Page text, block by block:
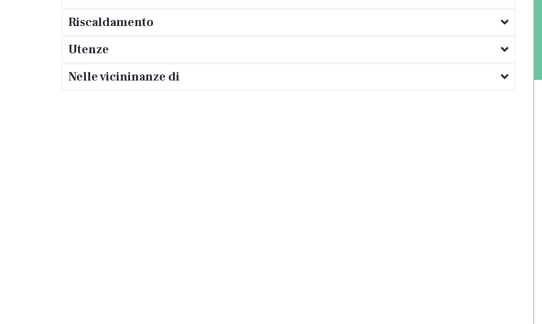
Riscaldamento
Utenze
Nelle vicininanze di